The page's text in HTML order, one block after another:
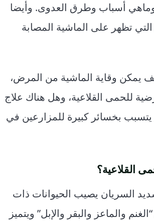
أسباب وطرق العدوى. وأيضا
تظهر على الماشية المصابة
يمكن وقاية الماشية من المرض،
للحمى القلاعية، وهل هناك علاج
بخسائر كبيرة للمزارعين في
القلاعية؟
السريان يصيب الحيوانات ذات
والماعز والبقر والإبل” ويتميز